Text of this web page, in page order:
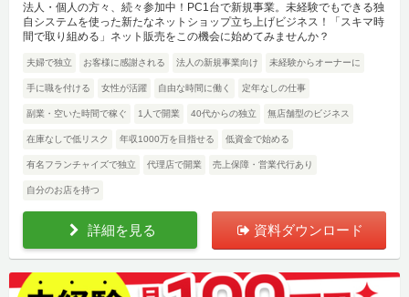
法人・個人の方々、続々参加中！PC1台で新規事業。未経験でもできる独
自システムを使った新たなネットショップ立ち上げビジネス！「スキマ時
間で取り組める」ネット販売をこの機会に始めてみませんか？
夫婦で独立 お客様に感謝される 法人の新規事業向け 未経験からオーナーに
手に職を付ける 女性が活躍 自由な時間に働く 定年なしの仕事
副業・空いた時間で稼ぐ 1人で開業 40代からの独立 無店舗型のビジネス
在庫なしで低リスク 年収1000万を目指せる 低資金で始める
有名フランチャイズで独立 代理店で開業 売上保障・営業代行あり
自分のお店を持つ
詳細を見る 資料ダウンロード